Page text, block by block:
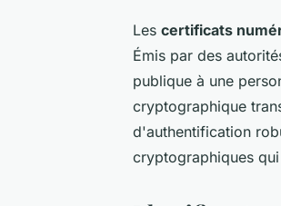
Les certificats
Émis par des
publique à une
cryptographique
d'authentification
cryptographiques